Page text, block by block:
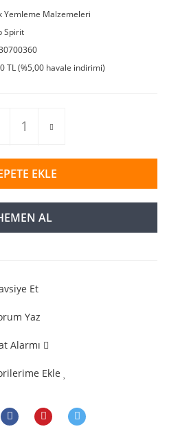
Yemleme Malzemeleri
Spirit
TL (%5,00 havale indirimi)
EKLE
AL
Et
Yaz
Alarmı
Ekle